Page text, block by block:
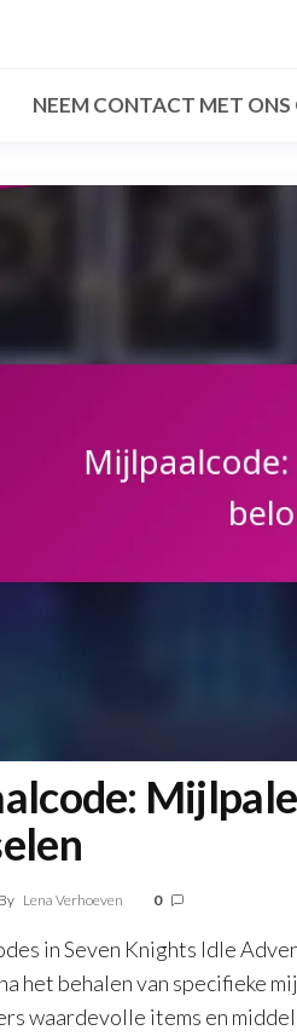
NEEM CONTACT MET ONS
By Lena Verhoeven 0
in Seven Knights Idle
het behalen van specifieke
waardevolle items en